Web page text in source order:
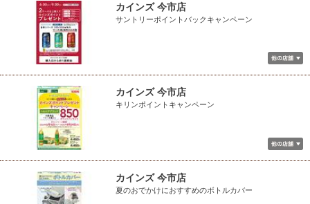
カインズ 今市店
サントリーポイントバックキャンペーン
カインズ 今市店
キリンポイントキャンペーン
カインズ 今市店
夏のおでかけにおすすめのボトルカバー